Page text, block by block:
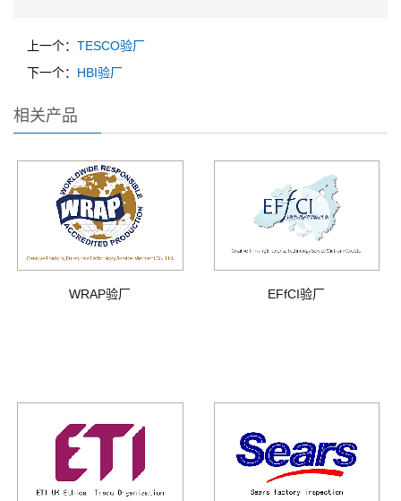
上一个： TESCO验厂
下一个： HBI验厂
相关产品
WRAP验厂 EFfCI验厂